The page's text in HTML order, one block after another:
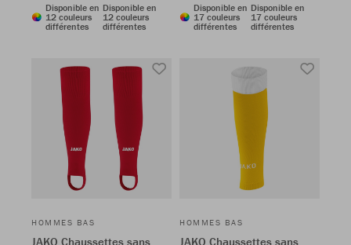
Disponible en
12 couleurs
différentes
Disponible en
12 couleurs
différentes
Disponible en
17 couleurs
différentes
Disponible en
17 couleurs
différentes
HOMMES BAS
JAKO Chaussettes sans
HOMMES BAS
JAKO Chaussettes sans